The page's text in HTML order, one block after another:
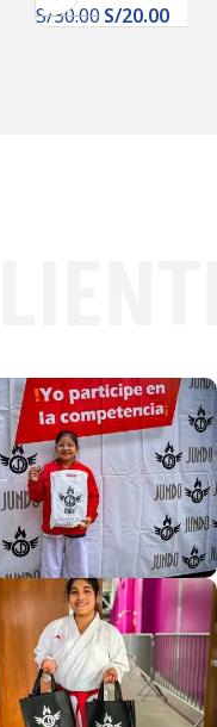
S/30.00S/20.00